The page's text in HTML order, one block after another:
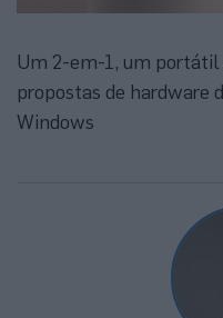
Um 2-em-1, um
propostas de hardware
Windows